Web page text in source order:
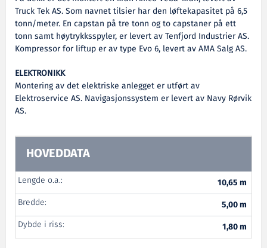
Truck Tek AS. Som navnet tilsier har den løftekapasitet på 6,5
tonn/meter. En capstan på tre tonn og to capstaner på ett
tonn samt høytrykksspyler, er levert av Tenfjord Industrier AS.
Kompressor for liftup er av type Evo 6, levert av AMA Salg AS.
ELEKTRONIKK
Montering av det elektriske anlegget er utført av
Elektroservice AS. Navigasjonssystem er levert av Navy Rørvik
AS.
HOVEDDATA
Lengde o.a.:
10,65 m
Bredde:
5,00 m
Dybde i riss:
1,80 m